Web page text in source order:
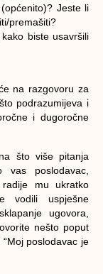
Jeste li
premašiti?
biste usavršili
na razgovoru za
podrazumijeva i
i dugoročne
što više pitanja
vas poslodavac,
radije mu ukratko
vodili uspješne
ugovora,
nešto poput
poslodavac je